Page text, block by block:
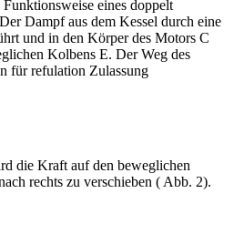
eines doppelt
Dampf aus dem Kessel durch eine
und in den Körper des Motors C
Kolbens E. Der Weg des
für refulation Zulassung
die Kraft auf den beweglichen
rechts zu verschieben ( Abb. 2).